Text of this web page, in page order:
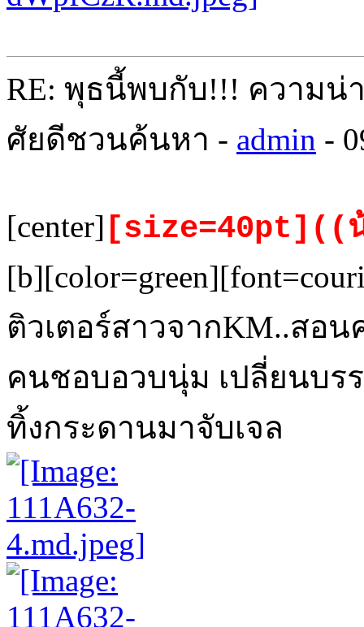
RE: พุธนี้พบกับ!!! ความน่
ศัยดีชวนค้นหา - admin -
[center] [size=40pt]((
ติวเตอร์สาวจากKM..สอ
คนชอบอวบนุ่ม เปลี่ยนบร
ทิ้งกระดานมาจับเจล